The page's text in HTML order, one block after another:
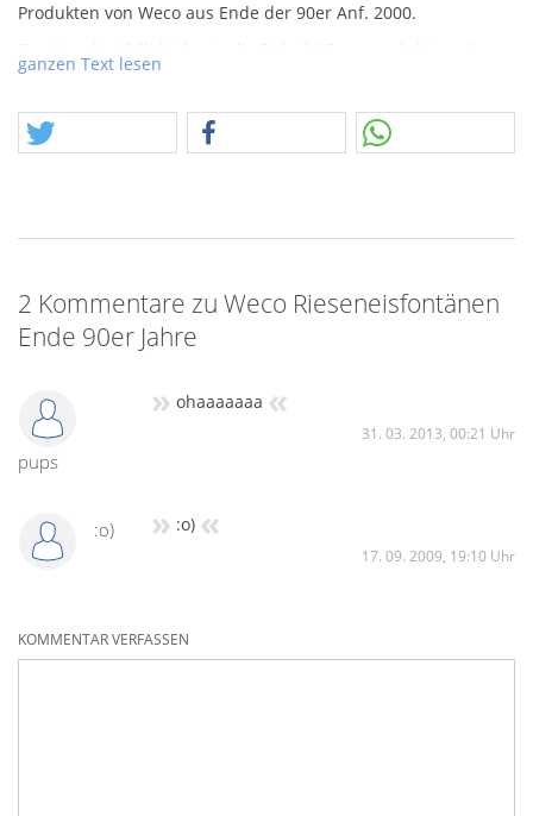
Produkten von Weco aus Ende der 90er Anf. 2000.
Das Angebot fällt leider in die Rubrik "Feuerwerkskörper"
Wobei nicht ganz klar ist, ob die Zulassung in T1 nicht noch
Alter Text von 2009!
Sehr seltene Rieseneisfontänen von Weco, noch aus den 80-er
bis 2006 von Silberhütte produziert. Weco hat die Herstellung
ganzen Text lesen
2 Kommentare zu Weco Rieseneisfontänen
Ende 90er Jahre
pups
» ohaaaaaaa «
31. 03. 2013, 00:21 Uhr
:o) » :o) «
17. 09. 2009, 19:10 Uhr
KOMMENTAR VERFASSEN